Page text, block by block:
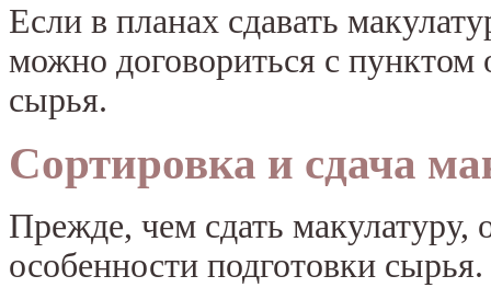
Если в планах сдавать
можно договориться с
сырья.
Сортировка и сдача
Прежде, чем сдать макулатуру,
особенности подготовки сырья.